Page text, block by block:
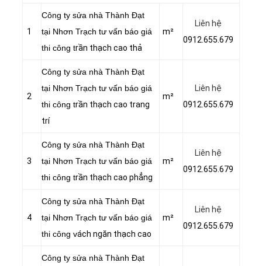
1
Công ty sửa nhà Thành Đạt
tại Nhơn Trạch tư vấn báo giá
thi công trần thạch cao thả
m²
Liên hệ
0912.655.679
2
Công ty sửa nhà Thành Đạt
tại Nhơn Trạch tư vấn báo giá
thi công trần thạch cao trang
trí
m²
Liên hệ
0912.655.679
3
Công ty sửa nhà Thành Đạt
tại Nhơn Trạch tư vấn báo giá
thi công trần thạch cao phẳng
m²
Liên hệ
0912.655.679
4
Công ty sửa nhà Thành Đạt
tại Nhơn Trạch tư vấn báo giá
thi công vách ngăn thạch cao
m²
Liên hệ
0912.655.679
Công ty sửa nhà Thành Đạt